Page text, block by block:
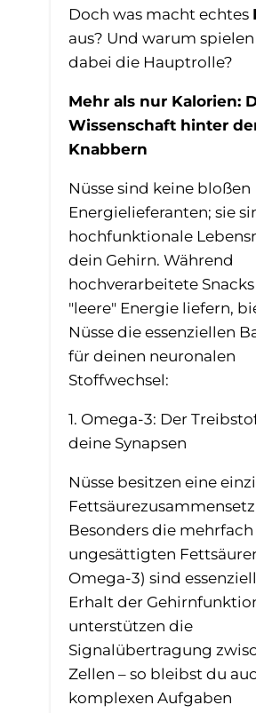
Doch was macht echtes
aus? Und warum spielen
dabei die Hauptrolle?
Mehr als nur Kalorien:
Wissenschaft hinter
Knabbern
Nüsse sind keine bloßen
Energielieferanten; sie
hochfunktionale
dein Gehirn. Während
hochverarbeitete
"leere" Energie liefern,
Nüsse die essenziellen
für deinen neuronalen
Stoffwechsel:
1. Omega-3: Der
deine Synapsen
Nüsse besitzen eine
Besonders die mehrfach
ungesättigten
Omega-3) sind
Erhalt der
unterstützen die
Signalübertragung
Zellen – so bleibst du
komplexen Aufgaben